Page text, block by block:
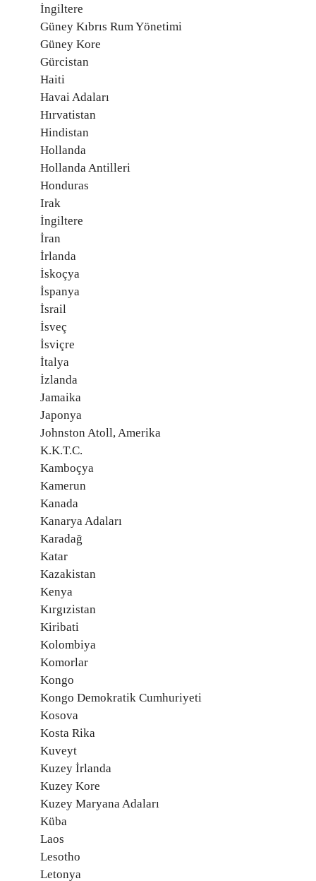
İngiltere
Güney Kıbrıs Rum Yönetimi
Güney Kore
Gürcistan
Haiti
Havai Adaları
Hırvatistan
Hindistan
Hollanda
Hollanda Antilleri
Honduras
Irak
İngiltere
İran
İrlanda
İskoçya
İspanya
İsrail
İsveç
İsviçre
İtalya
İzlanda
Jamaika
Japonya
Johnston Atoll, Amerika
K.K.T.C.
Kamboçya
Kamerun
Kanada
Kanarya Adaları
Karadağ
Katar
Kazakistan
Kenya
Kırgızistan
Kiribati
Kolombiya
Komorlar
Kongo
Kongo Demokratik Cumhuriyeti
Kosova
Kosta Rika
Kuveyt
Kuzey İrlanda
Kuzey Kore
Kuzey Maryana Adaları
Küba
Laos
Lesotho
Letonya